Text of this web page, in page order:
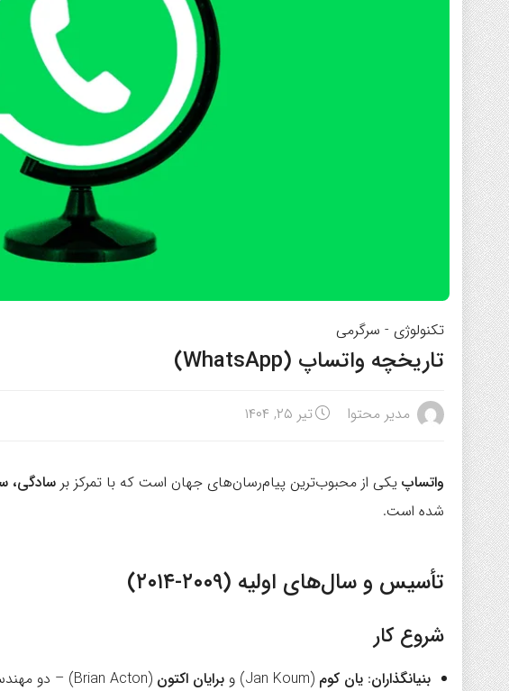
تکنولوژی - سرگرمی
تاریخچه واتساپ (WhatsApp)
مدیر محتوا تیر ۲۵, ۱۴۰۴
واتساپ یکی از محبوب‌ترین پیام‌رسان‌های جهان است که با تمرکز بر سادگی،
شده است.
تأسیس و سال‌های اولیه (۲۰۰۹-۲۰۱۴)
شروع کار
بنیانگذاران: یان کوم (Jan Koum) و برایان اکتون (Brian Acton) – دو مهندس سابق یاهو